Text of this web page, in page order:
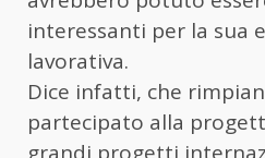
interessanti per la sua
lavorativa.
Dice infatti, che
partecipato alla